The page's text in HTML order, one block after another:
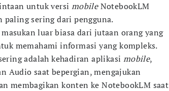
untuk versi mobileNotebookLM
paling sering dari pengguna.
luar biasa dari jutaan orang yang
memahami informasi yang kompleks.
adalah kehadiran aplikasi mobile,
Audio saat bepergian, mengajukan
membagikan konten ke NotebookLM saat